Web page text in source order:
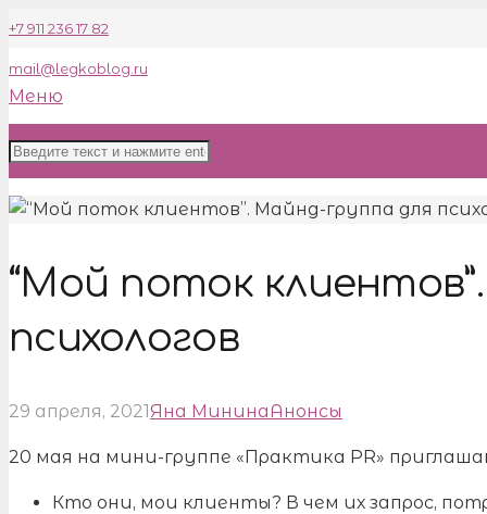
+7 911 236 17 82
mail@legkoblog.ru
Меню
“Мой поток
психологов
29 апреля, 2021Яна МининаАнонсы
20 мая на мини-группе «Практика PR»
Кто они, мои клиенты? В чем их запрос,